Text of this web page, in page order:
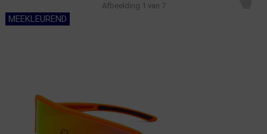
Afbeelding 1 van 7
MEEKLEUREND